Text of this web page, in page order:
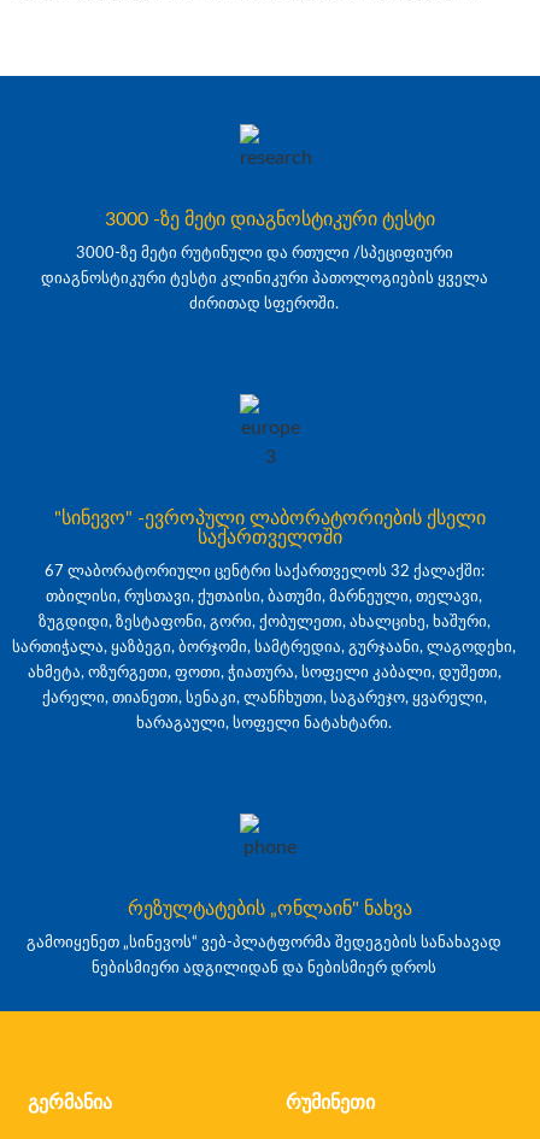
3000 -ზე მეტი დიაგნოსტიკური ტესტი
3000-ზე მეტი რუტინული და რთული /სპეციფიური
დიაგნოსტიკური ტესტი კლინიკური პათოლოგიების ყველა
ძირითად სფეროში.
"სინევო" -ევროპული ლაბორატორიების ქსელი
საქართველოში
67 ლაბორატორიული ცენტრი საქართველოს 32 ქალაქში:
თბილისი, რუსთავი, ქუთაისი, ბათუმი, მარნეული, თელავი,
ზუგდიდი, ზესტაფონი, გორი, ქობულეთი, ახალციხე, ხაშური,
სართიჭალა, ყაზბეგი, ბორჯომი, სამტრედია, გურჯაანი, ლაგოდეხი,
ახმეტა, ოზურგეთი, ფოთი, ჭიათურა, სოფელი კაბალი, დუშეთი,
ქარელი, თიანეთი, სენაკი, ლანჩხუთი, საგარეჯო, ყვარელი,
ხარაგაული, სოფელი ნატახტარი.
რეზულტატების „ონლაინ" ნახვა
გამოიყენეთ „სინევოს“ ვებ-პლატფორმა შედეგების სანახავად
ნებისმიერი ადგილიდან და ნებისმიერ დროს
გერმანია რუმინეთი